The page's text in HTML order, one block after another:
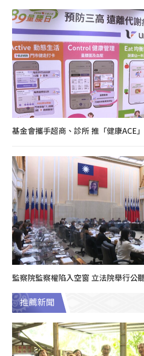
基金會攜手超商、診所 推「健康ACE
監察院監察權陷入空窗 立法院舉行公
推薦新聞